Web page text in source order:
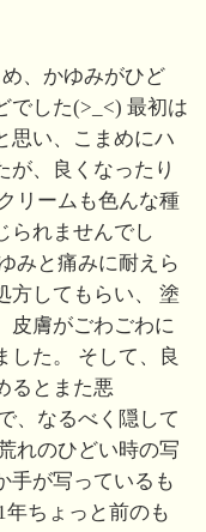
、かゆみがひど
でした(>_<) 最初は
思い、こまめにハ
が、良くなったり
リームも色んな種
られませんでし
みと痛みに耐えら
方してもらい、 塗
皮膚がごわごわに
した。 そして、良
るとまた悪
、なるべく隠して
れのひどい時の写
手が写っているも
ちょっと前のも